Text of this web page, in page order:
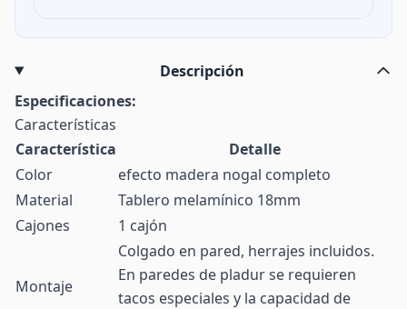
Descripción
Especificaciones:
Características
Característica
Detalle
Color
efecto madera nogal completo
Material
Tablero melamínico 18mm
Cajones
1 cajón
Montaje
Colgado en pared, herrajes incluidos.
En paredes de pladur se requieren
tacos especiales y la capacidad de